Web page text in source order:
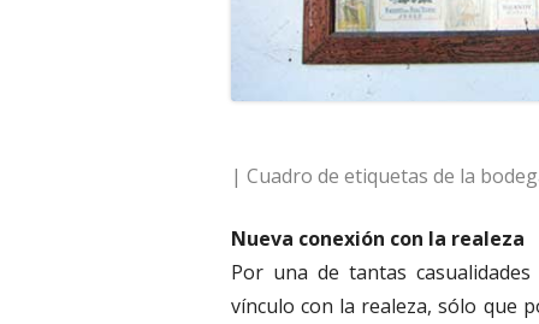
| Cuadro de etiquetas de la
Nueva conexión con la realeza
Por una de tantas
vínculo con la realeza, sólo que